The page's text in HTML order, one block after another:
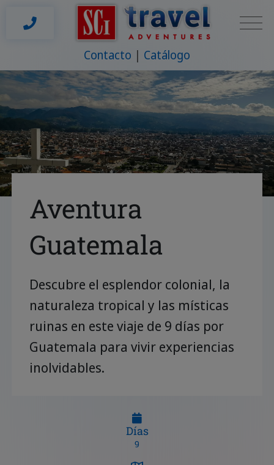
Contacto Catálogo
Aventura
Guatemala
Descubre el esplendor colonial, la
naturaleza tropical y las místicas
ruinas en este viaje de 9 días por
Guatemala para vivir experiencias
inolvidables.
Días
9